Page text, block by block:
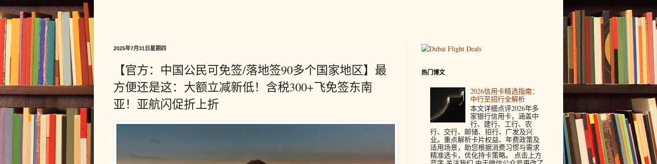
2025年7月31日星期四
【官方：中国公民可免签/落地签90多个国家地区】最
方便还是这：大额立减新低！含税300+飞免签东南
亚！亚航闪促折上折
热门博文
2026信用卡精选指南：
中行至招行全解析
本文详细点评2026年多
家银行信用卡，涵盖中
行、建行、工行、农
行、交行、邮储、招行、广发及兴
业。重点解析卡片权益、年费政策及
适用场景，助您根据消费习惯与需求
精准选卡，优化持卡策略。 点击上方